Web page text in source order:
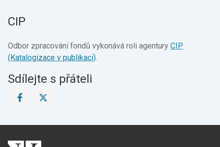
CIP
Odbor zpracování fondů vykonává roli agentury CIP
(Katalogizace v publikaci).
Sdílejte s přáteli
Sdílet
na
Sdílet
na